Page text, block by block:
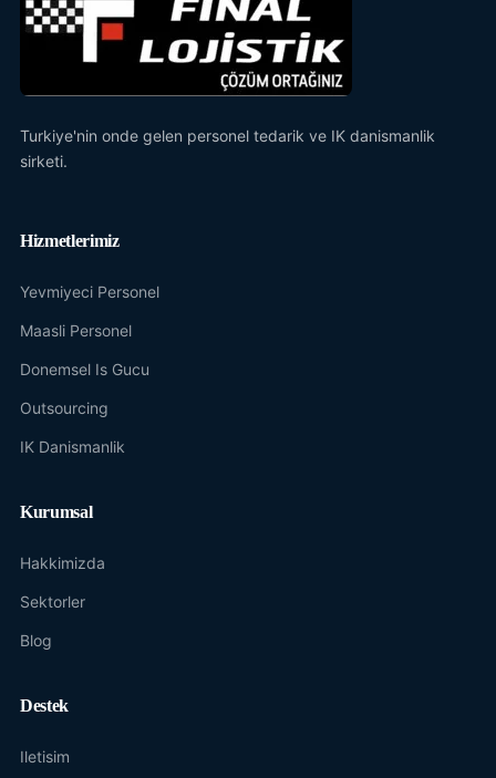
Turkiye'nin onde gelen personel tedarik ve IK danismanlik
sirketi.
Hizmetlerimiz
Yevmiyeci Personel
Maasli Personel
Donemsel Is Gucu
Outsourcing
IK Danismanlik
Kurumsal
Hakkimizda
Sektorler
Blog
Destek
Iletisim